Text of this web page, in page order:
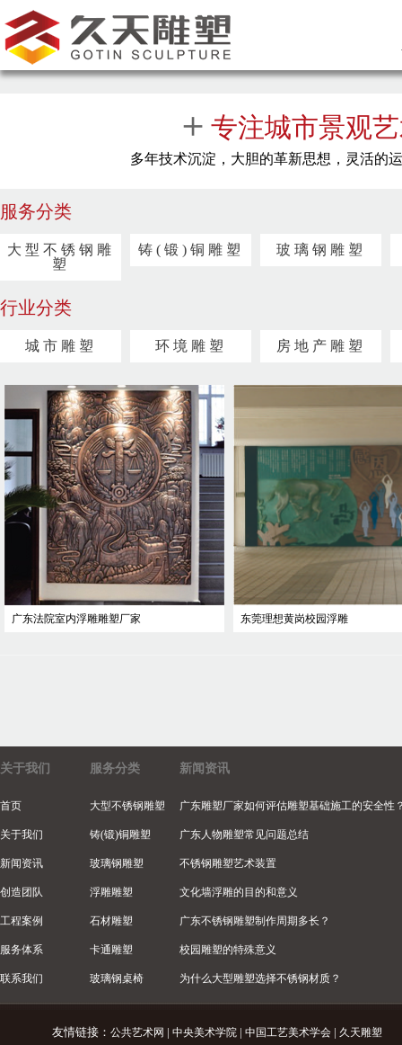
＋ 专注城市景观
多年技术沉淀，大胆的革新思想，灵活的
服务分类
大型不锈钢雕
塑
铸(锻)铜雕塑 玻璃钢雕塑
行业分类
城市雕塑 环境雕塑 房地产雕塑
广东法院室内浮雕雕塑厂家 东莞理想黄岗校园浮雕
关于我们
首页
关于我们
新闻资讯
创造团队
工程案例
服务体系
联系我们
服务分类
大型不锈钢雕塑
铸(锻)铜雕塑
玻璃钢雕塑
浮雕雕塑
石材雕塑
卡通雕塑
玻璃钢桌椅
新闻资讯
广东雕塑厂家如何评估雕塑基础施工的安全性
广东人物雕塑常见问题总结
不锈钢雕塑艺术装置
文化墙浮雕的目的和意义
广东不锈钢雕塑制作周期多长？
校园雕塑的特殊意义
为什么大型雕塑选择不锈钢材质？
友情链接： 公共艺术网 | 中央美术学院 | 中国工艺美术学会 | 久天雕塑